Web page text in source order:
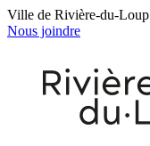
Ville de Rivière-du-Loup
Nous joindre